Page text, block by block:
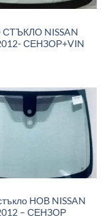
NISSAN
СЕНЗОР+VIN
НОВ NISSAN
– СЕНЗОР